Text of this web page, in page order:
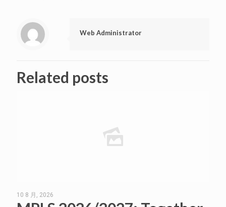
Web Administrator
Related posts
10 8 月, 2026